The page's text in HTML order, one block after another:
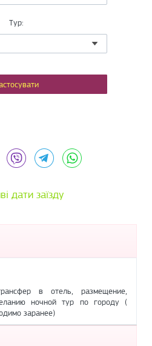
Тур:
LinkedIn Viber Telegram
дати заїзду
в отель, размещение,
ночной тур по городу (
заранее)